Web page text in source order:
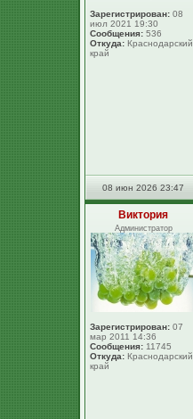
Зарегистрирован: 08
июл 2021 19:30
Сообщения: 536
Откуда: Краснодарский
край
08 июн 2026 23:47
Виктория
Администратор
Зарегистрирован: 07
мар 2011 14:36
Сообщения: 11745
Откуда: Краснодарский
край